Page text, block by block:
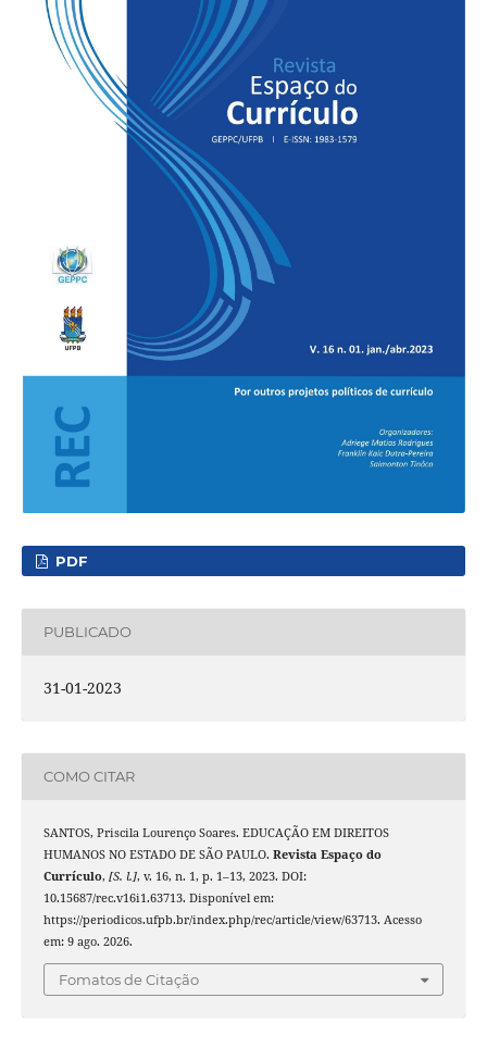
PDF
PUBLICADO
31-01-2023
COMO CITAR
SANTOS, Priscila Lourenço Soares. EDUCAÇÃO EM DIREITOS
HUMANOS NO ESTADO DE SÃO PAULO. Revista Espaço do
Currículo, [S. l.], v. 16, n. 1, p. 1–13, 2023. DOI:
10.15687/rec.v16i1.63713. Disponível em:
https://periodicos.ufpb.br/index.php/rec/article/view/63713. Acesso
em: 9 ago. 2026.
Fomatos de Citação